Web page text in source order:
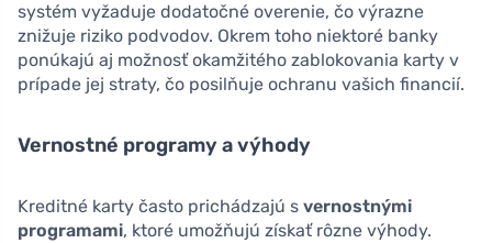
systém vyžaduje dodatočné overenie, čo výrazne
znižuje riziko podvodov. Okrem toho niektoré banky
ponúkajú aj možnosť okamžitého zablokovania karty v
prípade jej straty, čo posilňuje ochranu vašich financií.
Vernostné programy a výhody
Kreditné karty často prichádzajú s vernostnými
programami, ktoré umožňujú získať rôzne výhody.